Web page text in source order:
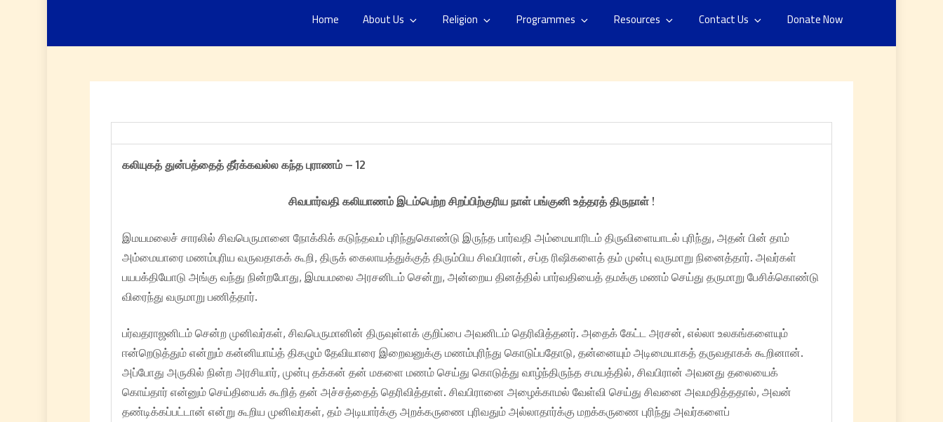
Home About Us Religion Programmes Resources Contact Us Donate Now
கலியுகத் துன்பத்தைத் தீர்க்கவல்ல கந்த புராணம் – 12
சிவபார்வதி கலியாணம் இடம்பெற்ற சிறப்பிற்குரிய நாள் பங்குனி உத்தரத் திருநாள் !
இமயமலைச் சாரலில் சிவபெருமானை நோக்கிக் கடுந்தவம் புரிந்துகொண்டு இருந்த பார்வதி அம்மையாரிடம் திருவிளையாடல் புரிந்து, அதன் பின் தாம்
அம்மையாரை மணம்புரிய வருவதாகக் கூறி, திருக் கைலாயத்துக்குத் திரும்பிய சிவபிரான், சப்த ரிஷிகளைத் தம் முன்பு வருமாறு நினைத்தார். அவர்கள்
பயபக்தியோடு அங்கு வந்து நின்றபோது, இமயமலை அரசனிடம் சென்று, அன்றைய தினத்தில் பார்வதியைத் தமக்கு மணம் செய்து தருமாறு பேசிக்கொண்டு
விரைந்து வருமாறு பணித்தார்.
பர்வதராஜனிடம் சென்ற முனிவர்கள், சிவபெருமானின் திருவுள்ளக் குறிப்பை அவனிடம் தெரிவித்தனர். அதைக் கேட்ட அரசன், எல்லா உலகங்களையும்
ஈன்றெடுத்தும் என்றும் கன்னியாய்த் திகழும் தேவியாரை இறைவனுக்கு மணம்புரிந்து கொடுப்பதோடு, தன்னையும் அடிமையாகத் தருவதாகக் கூறினான்.
அப்போது அருகில் நின்ற அரசியார், முன்பு தக்கன் தன் மகளை மணம் செய்து கொடுத்து வாழ்ந்திருந்த சமயத்தில், சிவபிரான் அவனது தலையைக்
கொய்தார் என்னும் செய்தியைக் கூறித் தன் அச்சத்தைத் தெரிவித்தாள். சிவபிரானை அழைக்காமல் வேள்வி செய்து சிவனை அவமதித்ததால், அவன்
தண்டிக்கப்பட்டான் என்று கூறிய முனிவர்கள், தம் அடியார்க்கு அறக்கருணை புரிவதும் அல்லாதார்க்கு மறக்கருணை புரிந்து அவர்களைப்